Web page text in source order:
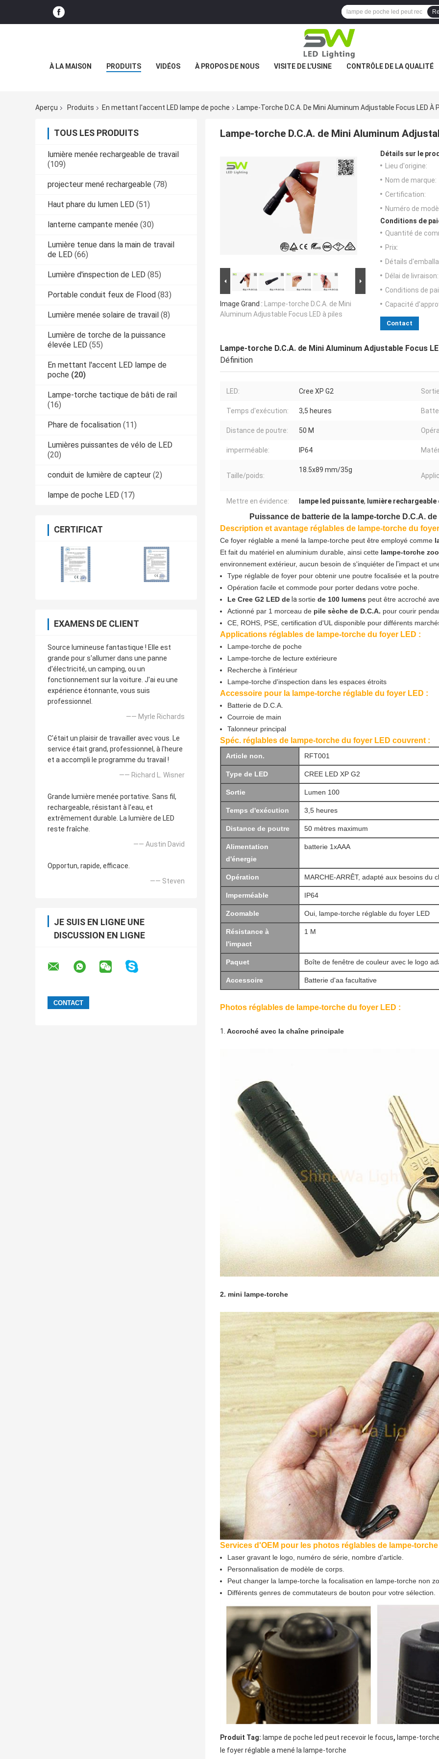
À LA MAISON PRODUITS VIDÉOS À PROPOS DE NOUS VISITE DE L'USINE CONTRÔLE DE LA QUALITÉ
Aperçu Produits En mettant l'accent LED lampe de poche Lampe-Torche D.C.A. De Mini Aluminum Adjustable Focus LED À
TOUS LES PRODUITS
lumière menée rechargeable de travail
(109)
projecteur mené rechargeable (78)
Haut phare du lumen LED (51)
lanterne campante menée (30)
Lumière tenue dans la main de travail
de LED (66)
Lumière d'inspection de LED (85)
Portable conduit feux de Flood (83)
Lumière menée solaire de travail (8)
Lumière de torche de la puissance
élevée LED (55)
En mettant l'accent LED lampe de
poche (20)
Lampe-torche tactique de bâti de rail
(16)
Phare de focalisation (11)
Lumières puissantes de vélo de LED
(20)
conduit de lumière de capteur (2)
lampe de poche LED (17)
CERTIFICAT
EXAMENS DE CLIENT
Source lumineuse fantastique ! Elle est
grande pour s'allumer dans une panne
d'électricité, un camping, ou un
fonctionnement sur la voiture. J'ai eu une
expérience étonnante, vous suis
professionnel.
—— Myrle Richards
C'était un plaisir de travailler avec vous. Le
service était grand, professionnel, à l'heure
et a accompli le programme du travail !
—— Richard L. Wisner
Grande lumière menée portative. Sans fil,
rechargeable, résistant à l'eau, et
extrêmement durable. La lumière de LED
reste fraîche.
—— Austin David
Opportun, rapide, efficace.
—— Steven
JE SUIS EN LIGNE UNE
DISCUSSION EN LIGNE
Lampe-torche D.C.A. de Mini Aluminum
Image Grand : Lampe-torche D.C.A. de Mini
Aluminum Adjustable Focus LED à piles
Détails sur le
Lieu d'origine:
Nom de marque:
Certification:
Numéro de
Conditions de
Quantité de
Prix:
Détails
Délai de livraison:
Conditions de
Capacité
Contact
Lampe-torche D.C.A. de Mini Aluminum Adjustable Focus
Définition
LED: Cree XP G2
Temps d'exécution: 3,5 heures
Distance de poutre: 50 M
imperméable: IP64
Taille/poids:
18.5x89 mm/35g
Mettre en évidence: lampe led puissante, lumière
Puissance de batterie de la lampe-torche D.C.A.
Description et avantage réglables de lampe-torche du
Ce foyer réglable a mené la lampe-torche peut être employé comme
Et fait du matériel en aluminium durable, ainsi cette lampe-torche
environnement extérieur, aucun besoin de s'inquiéter de l'impact et
Type réglable de foyer pour obtenir une poutre focalisée et la
Opération facile et commode pour porter dedans votre poche.
Le Cree G2 LED de lasortie de 100 lumens peut être accroché
Actionné par 1 morceau de pile sèche de D.C.A. pour courir
CE, ROHS, PSE, certification d'UL disponible pour différents
Applications réglables de lampe-torche du foyer LED :
Lampe-torche de poche
Lampe-torche de lecture extérieure
Recherche à l'intérieur
Lampe-torche d'inspection dans les espaces étroits
Accessoire pour la lampe-torche réglable du foyer LED :
Batterie de D.C.A.
Courroie de main
Talonneur principal
Spéc. réglables de lampe-torche du foyer LED couvrent :
Article non. RFT001
Type de LED CREE LED XP G2
Sortie Lumen 100
Temps d'exécution 3,5 heures
Distance de poutre 50 mètres maximum
Alimentation
d'énergie
batterie 1xAAA
Opération MARCHE-ARRÊT, adapté aux besoins du
Imperméable IP64
Zoomable Oui, lampe-torche réglable du foyer LED
Résistance à
l'impact
1 M
Paquet Boîte de fenêtre de couleur avec le logo
Accessoire Batterie d'aa facultative
Photos réglables de lampe-torche du foyer LED :
1. Accroché avec la chaîne principale
2. mini lampe-torche
Services d'OEM pour les photos réglables de lampe-
Laser gravant le logo, numéro de série, nombre d'article.
Personnalisation de modèle de corps.
Peut changer la lampe-torche la focalisation en lampe-torche non
Différents genres de commutateurs de bouton pour votre sélection.
Produit Tag: lampe de poche led peut recevoir le focus, lampe-
le foyer réglable a mené la lampe-torche